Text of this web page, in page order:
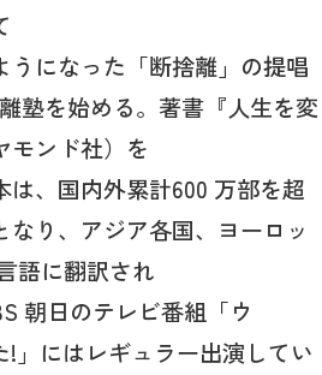
うになった「断捨離」の提唱
塾を始める。著書『人生を変
モンド社）を
は、国内外累計600 万部を超
なり、アジア各国、ヨーロッ
語に翻訳され
朝日のテレビ番組「ウ
!」にはレギュラー出演してい